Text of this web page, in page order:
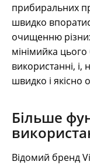
прибиральних
швидко
очищенню
мінімийка
використанні,
швидко і якісно
Більше
Відомий бренд